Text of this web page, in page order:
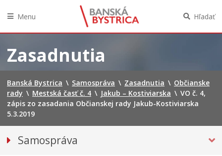
obsah
Menu Hľadať
Zasadnutia
Banská Bystrica \ Samospráva \ Zasadnutia \ Občianske
rady \ Mestská časť č. 4 \ Jakub – Kostiviarska \ VO č. 4,
zápis zo zasadania Občianskej rady Jakub-Kostiviarska
5.3.2019
Samospráva